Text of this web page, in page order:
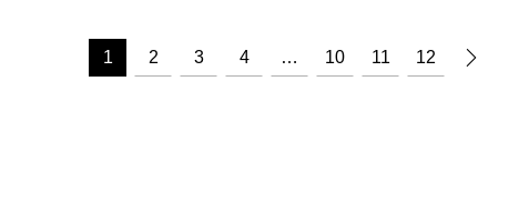
1 2 3 4 … 10 11 12